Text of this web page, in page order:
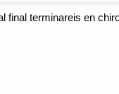
final terminareis en